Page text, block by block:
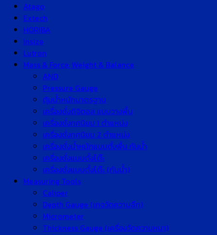
Atago
Extech
HORIBA
Insize
Lutron
Mass & Force, Weight & Balance
AND
Pressure Gauge
ตุ้มน้ำหนักมาตรฐาน
เครื่องชั่งดิจิตอล แบบวางพื้น
เครื่องชั่งทศนิยม 1 ตำแหน่ง
เครื่องชั่งทศนิยม 2 ตำแหน่ง
เครื่องชั่งน้ำหนักแบบตั้งพื้น กันน้ำ
เครื่องชั่งแบบตั้งโต๊ะ
เครื่องชั่งแบบตั้งโต๊ะ (กันน้ำ)
Measuring Tools
Caliper
Depth Gauge (เกจวัดความลึก)
Micrometer
Thickness Gauge (เครื่องวัดความหนา)